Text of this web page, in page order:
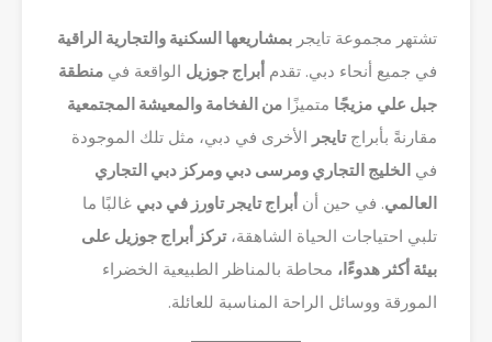
تشتهر مجموعة تايجر بمشاريعها السكنية والتجارية الراقية
في جميع أنحاء دبي. تقدم أبراج جوزيل الواقعة في منطقة
جبل علي مزيجًا متميزًا من الفخامة والمعيشة المجتمعية
مقارنةً بأبراجتايجر الأخرى في دبي، مثل تلك الموجودة
في الخليج التجاري ومرسى دبي ومركز دبي التجاري
العالمي. في حين أن أبراج تايجر تاورز في دبي غالبًا ما
تلبي احتياجات الحياة الشاهقة،تركز أبراج جوزيل على
بيئة أكثر هدوءًا، محاطة بالمناظر الطبيعية الخضراء
المورقة ووسائل الراحة المناسبة للعائلة.